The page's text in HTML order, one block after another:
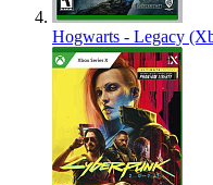
Hogwarts - Legacy